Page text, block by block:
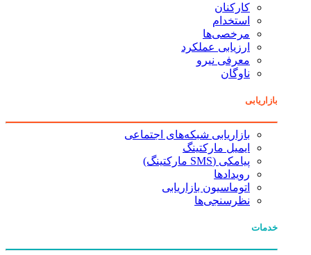
کارکنان
استخدام
مرخصی‌ها
ارزیابی عملکرد
معرفی نیرو
ناوگان
بازاریابی
بازاریابی شبکه‌های اجتماعی
ایمیل مارکتینگ
پیامکی (SMS مارکتینگ)
رویدادها
اتوماسیون بازاریابی
نظرسنجی‌ها
خدمات